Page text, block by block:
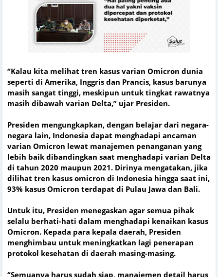
“Kalau kita melihat tren kasus varian Omicron dunia
seperti di Amerika, Inggris dan Prancis, kasus barunya
masih sangat tinggi, meskipun untuk tingkat rawatnya
masih dibawah varian Delta,” ujar Presiden.
Presiden mengungkapkan, dengan belajar dari negara-
negara lain, Indonesia dapat menghadapi ancaman
varian Omicron lewat manajemen penanganan yang
lebih baik dibandingkan saat menghadapi varian Delta
di tahun 2020 maupun 2021. Dirinya mengatakan, jika
dilihat tren kasus omicron di Indonesia hingga saat ini,
93% kasus Omicron terdapat di Pulau Jawa dan Bali.
Untuk itu, Presiden menegaskan agar semua pihak
selalu berhati-hati dalam menghadapi kenaikan kasus
Omicron. Kepada para kepala daerah, Presiden
menghimbau untuk meningkatkan lagi penerapan
protokol kesehatan di daerah masing-masing.
“Semuanya harus sudah siap, manajemen detail harus